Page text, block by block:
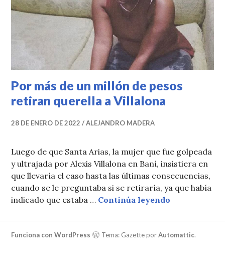
Por más de un millón de pesos
retiran querella a Villalona
28 DE ENERO DE 2022 ALEJANDRO MADERA
Luego de que Santa Arias, la mujer que fue golpeada
y ultrajada por Alexis Villalona en Baní, insistiera en
que llevaría el caso hasta las últimas consecuencias,
cuando se le preguntaba si se retiraría, ya que había
indicado que estaba … Continúa leyendo
Funciona con WordPress Tema: Gazette porAutomattic.